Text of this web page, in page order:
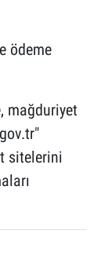
ödeme
mağduriyet
sitelerini